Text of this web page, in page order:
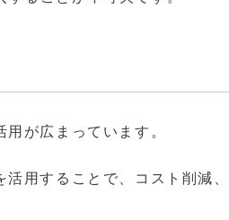
が広まっています。
用することで、コスト削減、